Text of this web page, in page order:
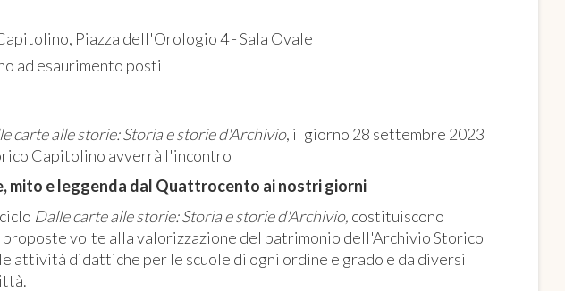
Piazza dell'Orologio 4 - Sala Ovale
ad esaurimento posti
carte alle storie: Storia e storie d'Archivio, il giorno 28 settembre 2023
Capitolino avverrà l'incontro
mito e leggenda dal Quattrocento ai nostri giorni
Dalle carte alle storie: Storia e storie d'Archivio, costituiscono
volte alla valorizzazione del patrimonio dell'Archivio Storico
attività didattiche per le scuole di ogni ordine e grado e da diversi